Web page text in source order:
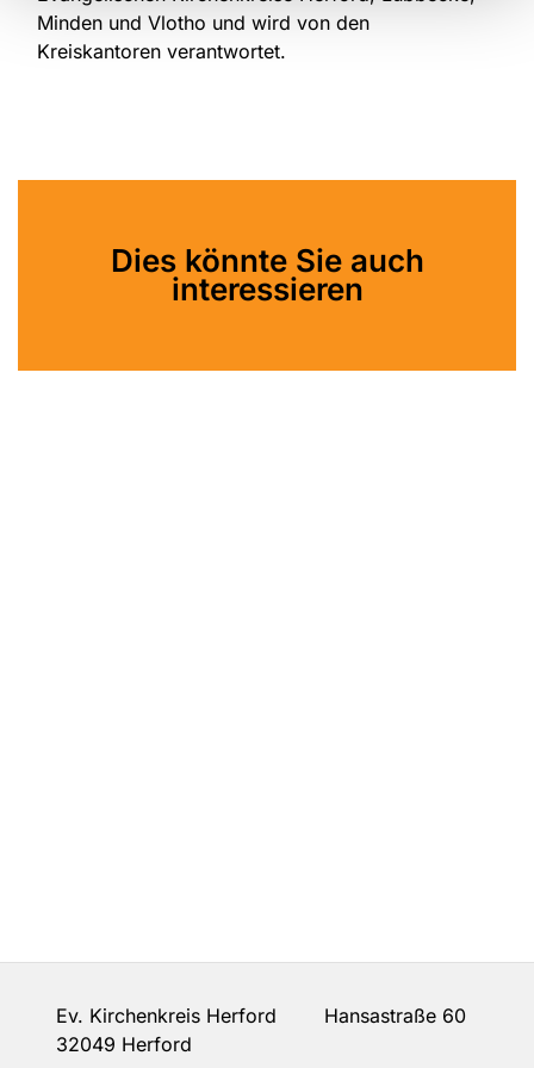
Minden und Vlotho und wird von den
Kreiskantoren verantwortet.
Dies könnte Sie auch
interessieren
Ev. Kirchenkreis Herford Hansastraße 60
32049 Herford